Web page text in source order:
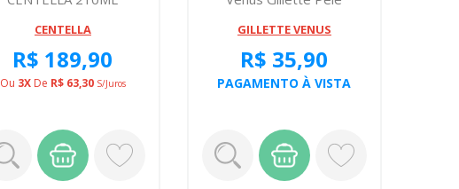
CENTELLA
R$ 189,90
Ou 3XDe R$ 63,30 S/juros
GILLETTE VENUS
R$ 35,90
PAGAMENTO À VISTA